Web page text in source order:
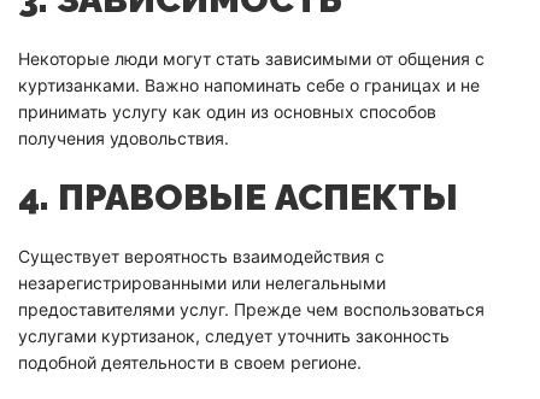
Некоторые люди могут стать зависимыми от общения с
куртизанками. Важно напоминать себе о границах и не
принимать услугу как один из основных способов
получения удовольствия.
4. ПРАВОВЫЕ АСПЕКТЫ
Существует вероятность взаимодействия с
незарегистрированными или нелегальными
предоставителями услуг. Прежде чем воспользоваться
услугами куртизанок, следует уточнить законность
подобной деятельности в своем регионе.